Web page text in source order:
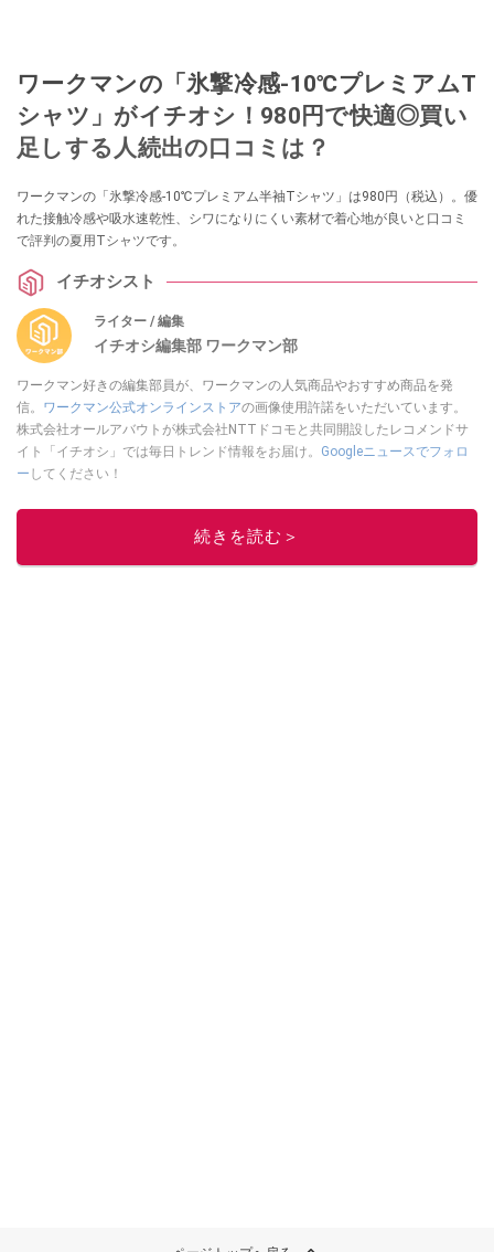
ワークマンの「氷撃冷感-10℃プレミアムT
シャツ」がイチオシ！980円で快適◎買い
足しする人続出の口コミは？
ワークマンの「氷撃冷感-10℃プレミアム半袖Tシャツ」は980円（税込）。優
れた接触冷感や吸水速乾性、シワになりにくい素材で着心地が良いと口コミ
で評判の夏用Tシャツです。
イチオシスト
ライター / 編集
イチオシ編集部 ワークマン部
ワークマン好きの編集部員が、ワークマンの人気商品やおすすめ商品を発
信。 ワークマン公式オンラインストアの画像使用許諾をいただいています。
株式会社オールアバウトが株式会社NTTドコモと共同開設したレコメンドサ
イト「イチオシ」では毎日トレンド情報をお届け。 Googleニュースでフォロ
ー してください！
このイチオシストの他の記事を読む
続きを読む＞